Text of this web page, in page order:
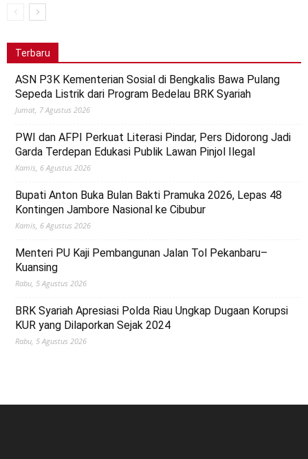
Terbaru
ASN P3K Kementerian Sosial di Bengkalis Bawa Pulang
Sepeda Listrik dari Program Bedelau BRK Syariah
Jumat, 7 Agustus 2026
PWI dan AFPI Perkuat Literasi Pindar, Pers Didorong Jadi
Garda Terdepan Edukasi Publik Lawan Pinjol Ilegal
Kamis, 6 Agustus 2026
Bupati Anton Buka Bulan Bakti Pramuka 2026, Lepas 48
Kontingen Jambore Nasional ke Cibubur
Kamis, 6 Agustus 2026
Menteri PU Kaji Pembangunan Jalan Tol Pekanbaru–
Kuansing
Rabu, 5 Agustus 2026
BRK Syariah Apresiasi Polda Riau Ungkap Dugaan Korupsi
KUR yang Dilaporkan Sejak 2024
Rabu, 5 Agustus 2026